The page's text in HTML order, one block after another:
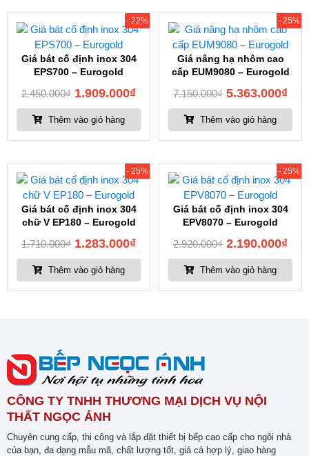
- 22%
Giá bát cố định inox 304
EPS700 – Eurogold
2.450.000₫ 1.909.000₫
Thêm vào giỏ hàng
- 25%
Giá nâng hạ nhôm cao
cấp EUM9080 – Eurogold
7.150.000₫ 5.363.000₫
Thêm vào giỏ hàng
- 25%
Giá bát cố định inox 304
chữ V EP180 – Eurogold
1.710.000₫ 1.283.000₫
Thêm vào giỏ hàng
- 25%
Giá bát cố định inox 304
EPV8070 – Eurogold
2.920.000₫ 2.190.000₫
Thêm vào giỏ hàng
CÔNG TY TNHH THƯƠNG MẠI DỊCH VỤ NỘI
THẤT NGỌC ÁNH
Chuyên cung cấp, thi công và lắp đặt thiết bị bếp cao cấp cho ngôi nhà
của bạn, đa dạng mẫu mã, chất lượng tốt, giá cả hợp lý, giao hàng